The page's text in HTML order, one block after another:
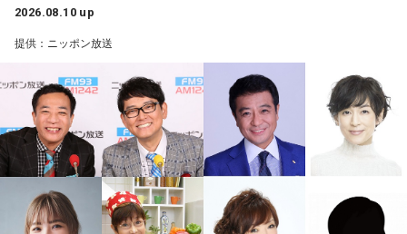
2026.08.10 up
提供：ニッポン放送